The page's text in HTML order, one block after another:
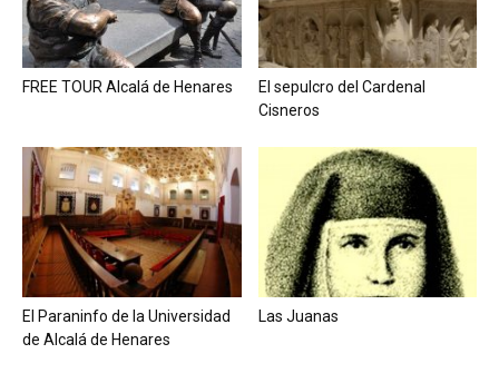
FREE TOUR Alcalá de Henares
El sepulcro del Cardenal
Cisneros
El Paraninfo de la Universidad
de Alcalá de Henares
Las Juanas